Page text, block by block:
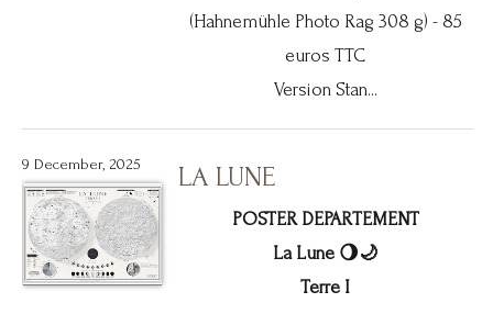
(Hahnemühle Photo Rag 308 g) - 85
euros TTC
Version Stan...
9 December, 2025 LA LUNE
POSTER DEPARTEMENT
La Lune 🌖🌙
Terre I